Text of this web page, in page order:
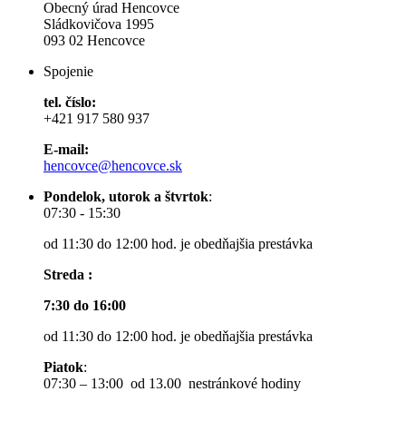
Obecný úrad Hencovce
Sládkovičova 1995
093 02 Hencovce
Spojenie
tel. číslo:
+421 917 580 937
E-mail:
hencovce@hencovce.sk
Pondelok, utorok a štvrtok:
07:30 - 15:30
od 11:30 do 12:00 hod. je obedňajšia prestávka
Streda :
7:30 do 16:00
od 11:30 do 12:00 hod. je obedňajšia prestávka
Piatok:
07:30 – 13:00 od 13.00 nestránkové hodiny